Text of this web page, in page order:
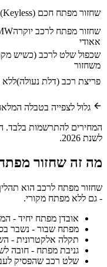
שחזור מפתח חכם (Keyless)
שחזור מפתח לרכב יוקרה
אאודי
שכפול שלט לרכב (כשיש
משחזור
פריצת רכב (דלת נעולה)ללא
גלול לצפייה בטבלה
המחירים להתרשמות בלבד.
לשנת 2026.
מה זה שחזור
שחזור מפתח לרכב הוא
- גם ללא מפתח מקורי.
אובדן מפתח יחיד -
מפתח שבור - נשבר
תקלה אלקטרונית -
גניבת מפתח - חובה
שלט רכב שהפסיק